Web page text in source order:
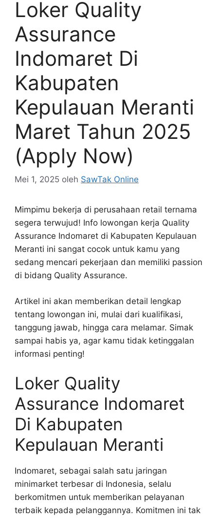
Loker Quality
Assurance
Indomaret Di
Kabupaten
Kepulauan Meranti
Maret Tahun 2025
(Apply Now)
Mei 1, 2025 oleh SawTak Online
Mimpimu bekerja di perusahaan retail ternama
segera terwujud! Info lowongan kerja Quality
Assurance Indomaret di Kabupaten Kepulauan
Meranti ini sangat cocok untuk kamu yang
sedang mencari pekerjaan dan memiliki passion
di bidang Quality Assurance.
Artikel ini akan memberikan detail lengkap
tentang lowongan ini, mulai dari kualifikasi,
tanggung jawab, hingga cara melamar. Simak
sampai habis ya, agar kamu tidak ketinggalan
informasi penting!
Loker Quality
Assurance Indomaret
Di Kabupaten
Kepulauan Meranti
Indomaret, sebagai salah satu jaringan
minimarket terbesar di Indonesia, selalu
berkomitmen untuk memberikan pelayanan
terbaik kepada pelanggannya. Komitmen ini tak